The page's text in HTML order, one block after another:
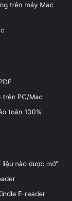
trên máy Mac
trên PC/Mac
toàn 100%
nào được mở”
E-reader